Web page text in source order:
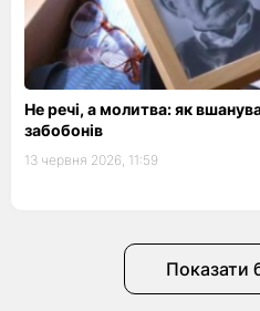
Не речі, а молитва: як
забобонів
13 червня 2026, 11:59
Показати